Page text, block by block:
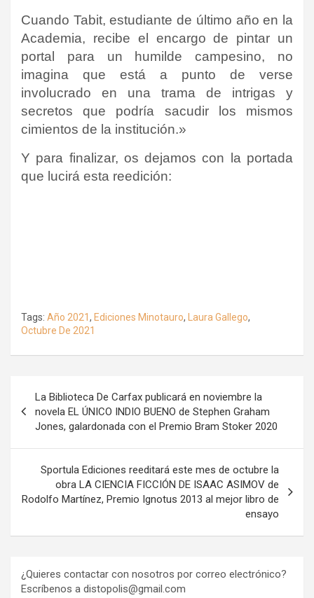
Cuando Tabit, estudiante de último año en la
Academia, recibe el encargo de pintar un
portal para un humilde campesino, no
imagina que está a punto de verse
involucrado en una trama de intrigas y
secretos que podría sacudir los mismos
cimientos de la institución.»
Y para finalizar, os dejamos con la portada
que lucirá esta reedición:
Tags: Año 2021, Ediciones Minotauro, Laura Gallego,
Octubre De 2021
de
entradas
La Biblioteca De Carfax publicará en noviembre la
novela EL ÚNICO INDIO BUENO de Stephen Graham
Jones, galardonada con el Premio Bram Stoker 2020
Sportula Ediciones reeditará este mes de octubre la
obra LA CIENCIA FICCIÓN DE ISAAC ASIMOV de
Rodolfo Martínez, Premio Ignotus 2013 al mejor libro de
ensayo
¿Quieres contactar con nosotros por correo electrónico?
Escríbenos a distopolis@gmail.com